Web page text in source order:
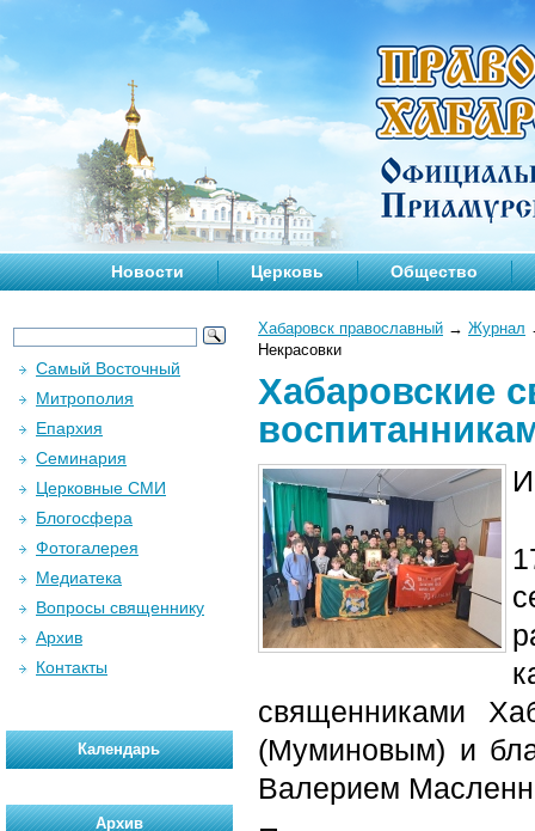
Новости Церковь Общество
Хабаровск православный → Журнал
Некрасовки
Хабаровские
священниками
(Муминовым) и
Валерием
Самый Восточный
Митрополия
Епархия
Семинария
Церковные СМИ
Блогосфера
Фотогалерея
Медиатека
Вопросы священнику
Архив
Контакты
Календарь
Архив